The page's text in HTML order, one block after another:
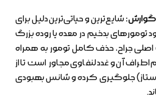
شایع‌ترین و حیاتی‌ترین دلیل برای
تومورهای بدخیم در معده یا روده بزرگ
جراح، حذف کامل تومور به همراه
آن و غدد لنفاوی مجاور است تا از
جلوگیری کرده و شانس بهبودی